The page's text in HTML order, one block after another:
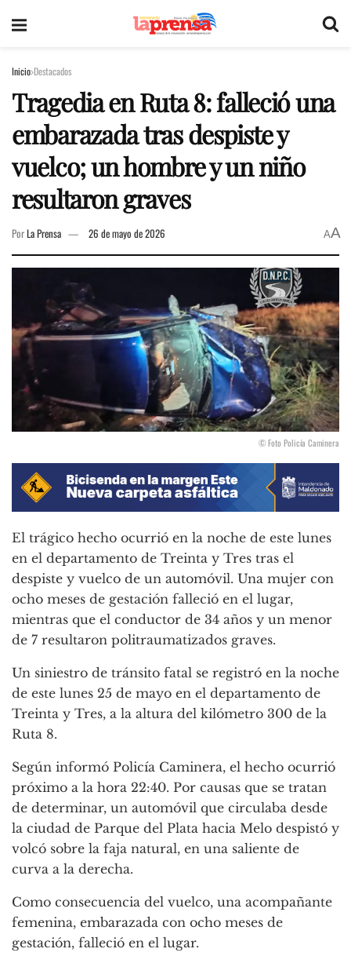
Inicio Destacados
Tragedia en Ruta 8: falleció una
embarazada tras despiste y
vuelco; un hombre y un niño
resultaron graves
PorLa Prensa 26 de mayo de 2026 AA
© Foto Policía Caminera
El trágico hecho ocurrió en la noche de este lunes
en el departamento de Treinta y Tres tras el
despiste y vuelco de un automóvil. Una mujer con
ocho meses de gestación falleció en el lugar,
mientras que el conductor de 34 años y un menor
de 7 resultaron politraumatizados graves.
Un siniestro de tránsito fatal se registró en la noche
de este lunes 25 de mayo en el departamento de
Treinta y Tres, a la altura del kilómetro 300 de la
Ruta 8.
Según informó Policía Caminera, el hecho ocurrió
próximo a la hora 22:40. Por causas que se tratan
de determinar, un automóvil que circulaba desde
la ciudad de Parque del Plata hacia Melo despistó y
volcó sobre la faja natural, en una saliente de
curva a la derecha.
Como consecuencia del vuelco, una acompañante
femenina, embarazada con ocho meses de
gestación, falleció en el lugar.